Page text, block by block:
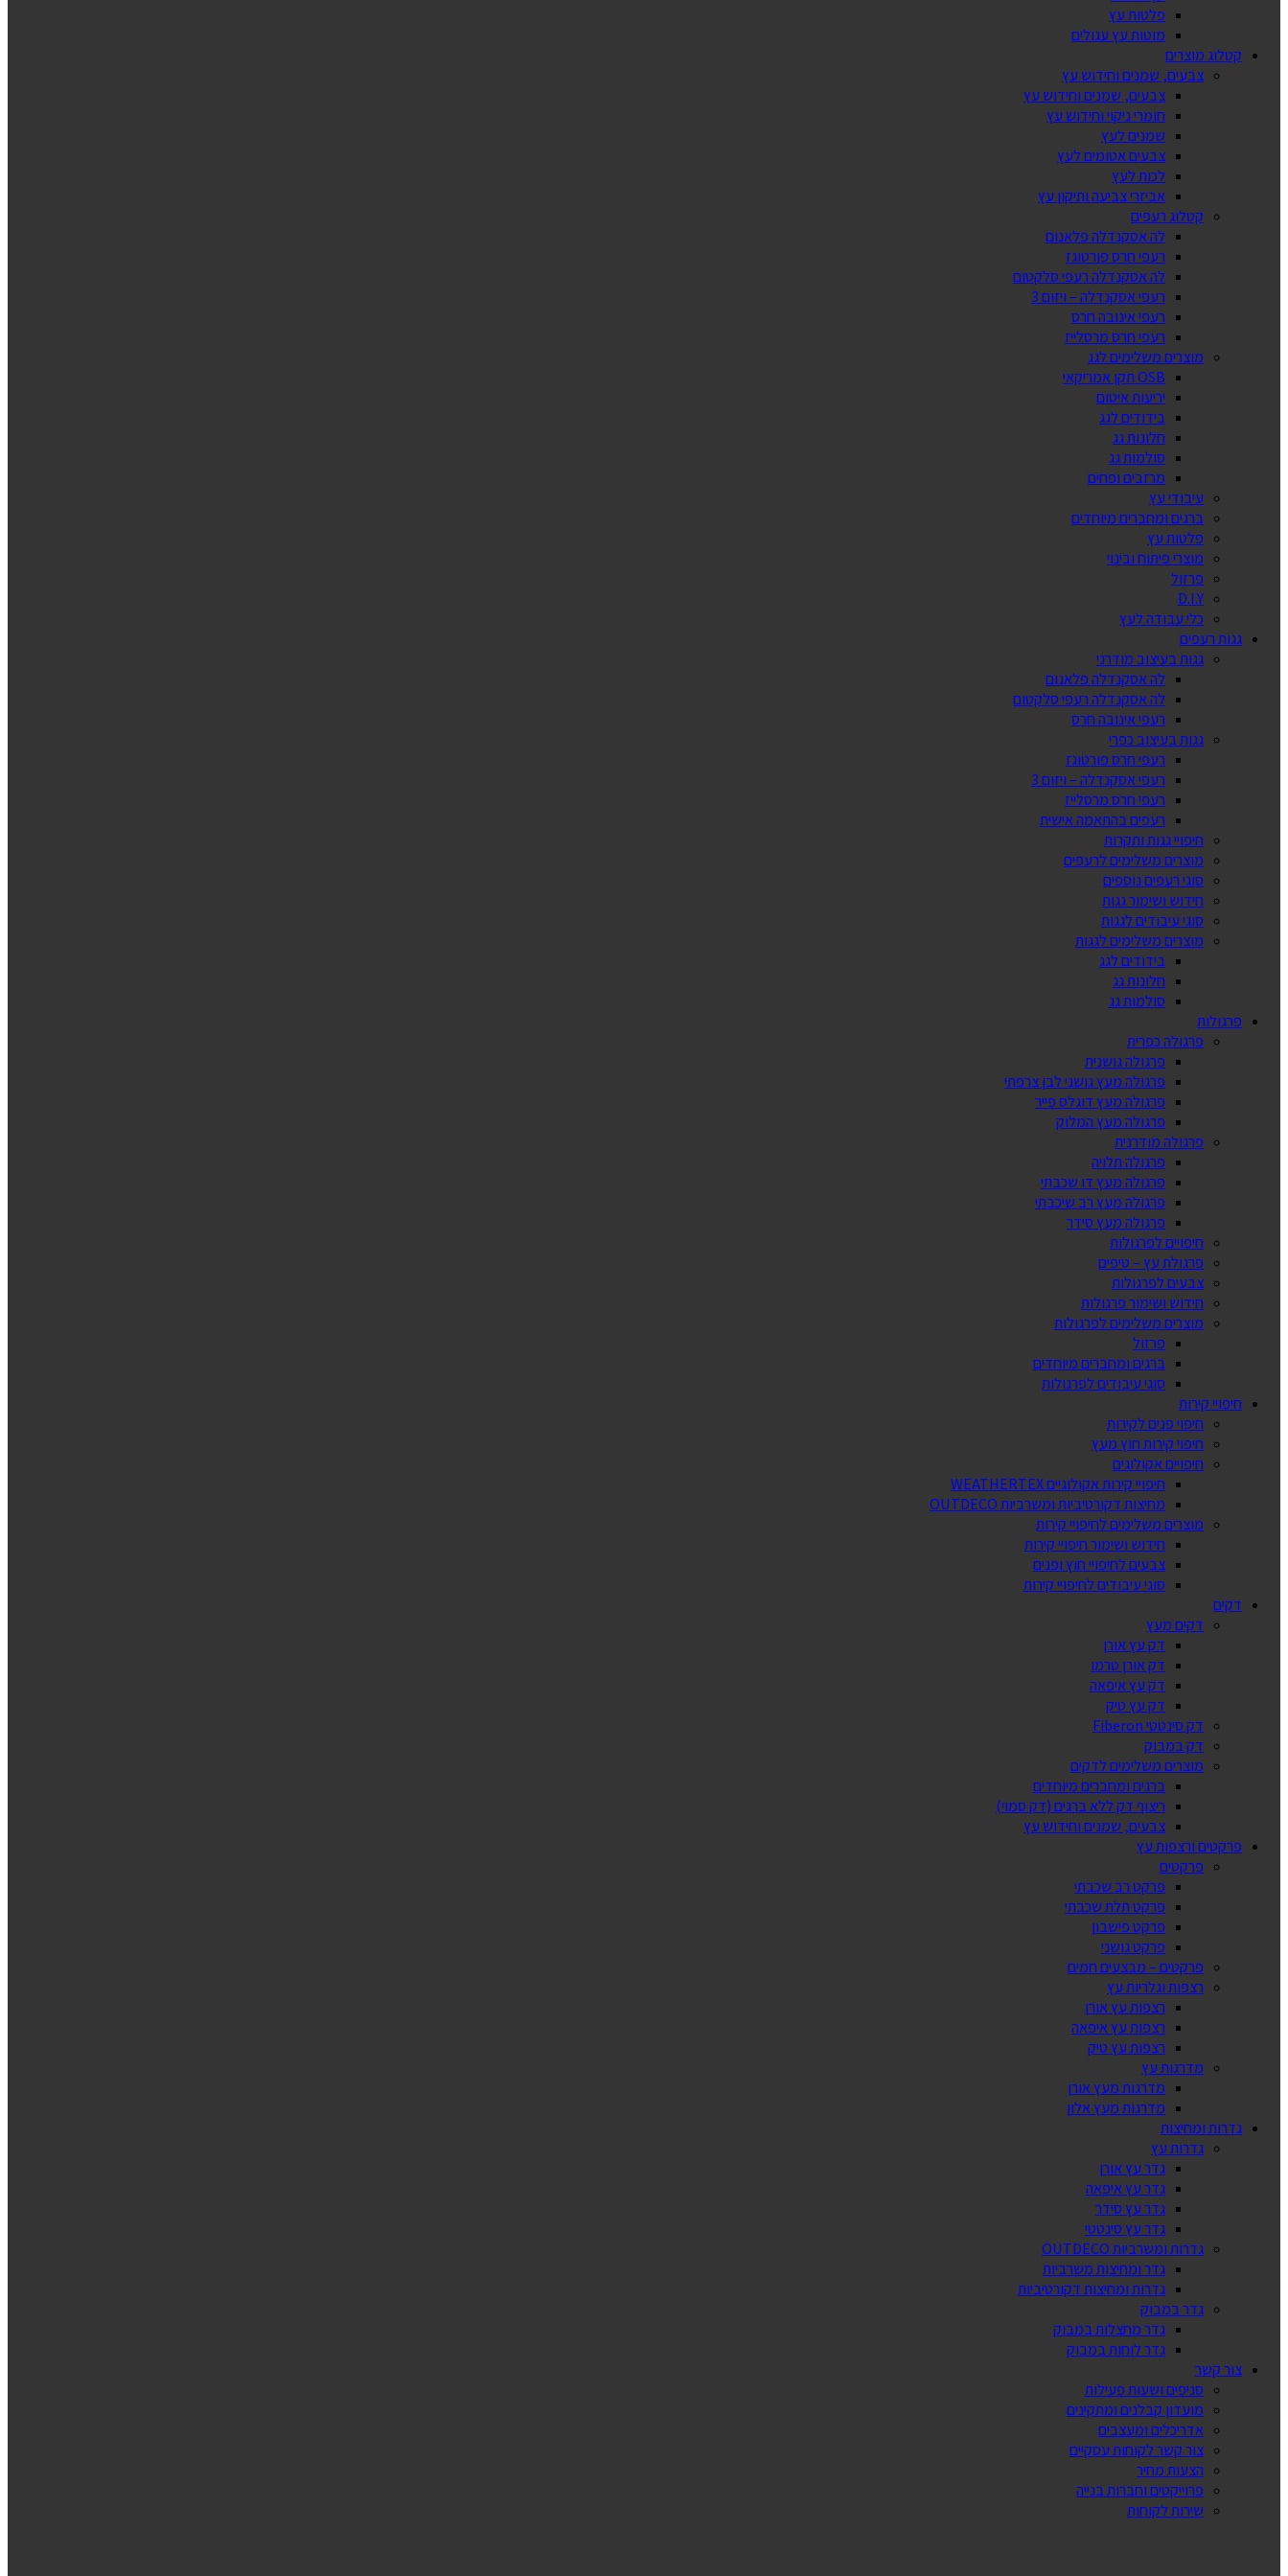
פלטות עץ
מוטות עץ עגולים
קטלוג מוצרים
צבעים, שמנים וחידוש עץ
צבעים, שמנים וחידוש עץ
חומרי ניקוי וחידוש עץ
שמנים לעץ
צבעים אטומים לעץ
לכות לעץ
אביזרי צביעה ותיקון עץ
קטלוג רעפים
לה אסקנדלה פלאנום
רעפי חרס פורטוגז
לה אסקנדלה רעפי סלקטום
רעפי אסקנדלה – ויזום 3
רעפי אינובה חרס
רעפי חרס מרסלייז
מוצרים משלימים לגג
OSB תקן אמריקאי
יריעות איטום
בידודים לגג
חלונות גג
סולמות גג
מרזבים ופחים
עיבודי עץ
ברגים ומחברים מיוחדים
פלטות עץ
מוצרי פיתוח ובינוי
פרזול
D.I.Y
כלי עבודה לעץ
גגות רעפים
גגות בעיצוב מודרני
לה אסקנדלה פלאנום
לה אסקנדלה רעפי סלקטום
רעפי אינובה חרס
גגות בעיצוב כפרי
רעפי חרס פורטוגז
רעפי אסקנדלה – ויזום 3
רעפי חרס מרסלייז
רעפים בהתאמה אישית
חיפויי גגות ותקרות
מוצרים משלימים לרעפים
סוגי רעפים נוספים
חידוש ושימור גגות
סוגי עיבודים לגגות
מוצרים משלימים לגגות
בידודים לגג
חלונות גג
סולמות גג
פרגולות
פרגולה כפרית
פרגולה גושנית
פרגולה מעץ גושני לבן צרפתי
פרגולה מעץ דוגלס פייר
פרגולה מעץ המלוק
פרגולה מודרנית
פרגולה תלויה
פרגולה מעץ דו שכבתי
פרגולה מעץ רב שיכבתי
פרגולה מעץ סידר
חיפויים לפרגולות
פרגולת עץ – טיפים
צבעים לפרגולות
חידוש ושימור פרגולות
מוצרים משלימים לפרגולות
פרזול
ברגים ומחברים מיוחדים
סוגי עיבודים לפרגולות
חיפויי קירות
חיפוי פנים לקירות
חיפוי קירות חוץ מעץ
חיפויים אקולוגים
חיפויי קירות אקולוגיים WEATHERTEX
מחיצות דקורטיביות ומשרביות OUTDECO
מוצרים משלימים לחיפויי קירות
חידוש ושימור חיפויי קירות
צבעים לחיפויי חוץ ופנים
סוגי עיבודים לחיפויי קירות
דקים
דקים מעץ
דק עץ אורן
דק אורן טרמו
דק עץ איפאה
דק עץ טיק
דק סינטטי Fiberon
דק במבוק
מוצרים משלימים לדקים
ברגים ומחברים מיוחדים
ריצוף דק ללא ברגים (דק סמוי)
צבעים, שמנים וחידוש עץ
פרקטים ורצפות עץ
פרקטים
פרקט רב שכבתי
פרקט תלת שכבתי
פרקט פישבון
פרקט גושני
פרקטים – מבצעים חמים
רצפות וגלריות עץ
רצפות עץ אורן
רצפות עץ איפאה
רצפות עץ טיק
מדרגות עץ
מדרגות מעץ אורן
מדרגות מעץ אלון
גדרות ומחיצות
גדרות עץ
גדר עץ אורן
גדר עץ איפאה
גדר עץ סידר
גדר עץ סינטטי
גדרות ומשרביות OUTDECO
גדר ומחיצות משרביות
גדרות ומחיצות דקורטיביות
גדר במבוק
גדר מחצלות במבוק
גדר לוחות במבוק
צור קשר
סניפים ושעות פעילות
מועדון קבלנים ומתקינים
אדריכלים ומעצבים
צור קשר לקוחות עסקיים
הצעות מחיר
פרוייקטים וחברות בנייה
שירות לקוחות